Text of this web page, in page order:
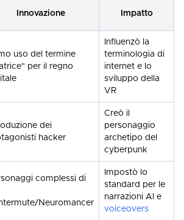
Innovazione Impatto
uso del termine
per il regno
Influenzò la
terminologia di
internet e lo
sviluppo della
VR
dei
hacker
Creò il
personaggio
archetipo del
cyberpunk
complessi di
Neuromancer
Impostò lo
standard per le
narrazioni AI e
voiceovers